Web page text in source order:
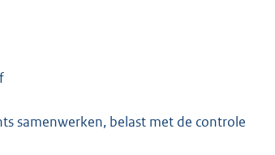
samenwerken, belast met de controle